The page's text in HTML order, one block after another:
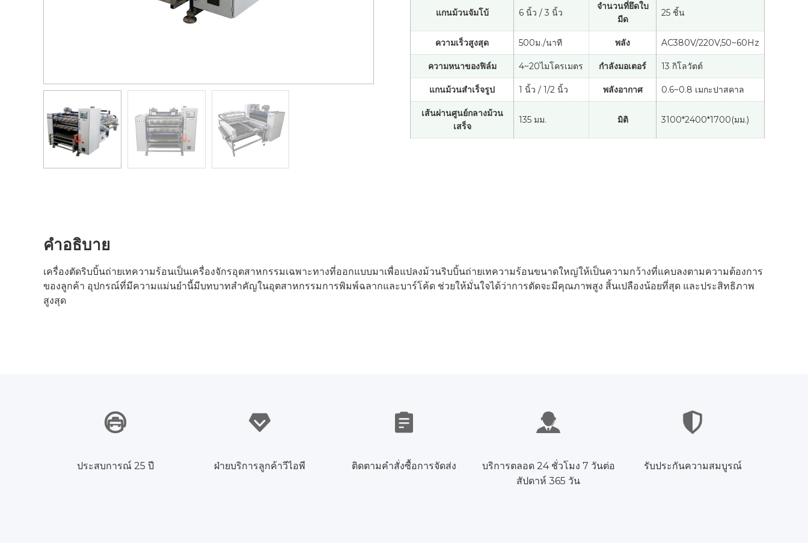
แกนม้วนจัมโบ้ 6 นิ้ว / 3 นิ้ว
จำนวนที่ยึดใบ
มีด
25 ชิ้น
ความเร็วสูงสุด 500ม./นาที พลัง AC380V/220V,50~60Hz
ความหนาของฟิล์ม 4~20ไมโครเมตร กำลังมอเตอร์ 13 กิโลวัตต์
แกนม้วนสำเร็จรูป 1 นิ้ว / 1/2 นิ้ว พลังอากาศ 0.6~0.8 เมกะปาสคาล
เส้นผ่านศูนย์กลางม้วน
เสร็จ
135 มม. มิติ 3100*2400*1700(มม.)
คำอธิบาย
เครื่องตัดริบบิ้นถ่ายเทความร้อนเป็นเครื่องจักรอุตสาหกรรมเฉพาะทางที่ออกแบบมาเพื่อแปลงม้วนริบบิ้นถ่ายเทความร้อนขนาดใหญ่ให้เป็นความกว้างที่แคบลงตามความต้องการ
ของลูกค้า อุปกรณ์ที่มีความแม่นยำนี้มีบทบาทสำคัญในอุตสาหกรรมการพิมพ์ฉลากและบาร์โค้ด ช่วยให้มั่นใจได้ว่าการตัดจะมีคุณภาพสูง สิ้นเปลืองน้อยที่สุด และประสิทธิภาพ
สูงสุด
ประสบการณ์ 25 ปี ฝ่ายบริการลูกค้าวีไอพี ติดตามคำสั่งซื้อการจัดส่ง
บริการตลอด 24 ชั่วโมง 7 วันต่อ
สัปดาห์ 365 วัน
รับประกันความสมบูรณ์